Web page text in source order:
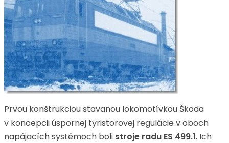
Prvou konštrukciou stavanou lokomotívkou Škoda
v koncepcii úspornej tyristorovej regulácie v oboch
napájacích systémoch boli stroje radu ES 499.1. Ich